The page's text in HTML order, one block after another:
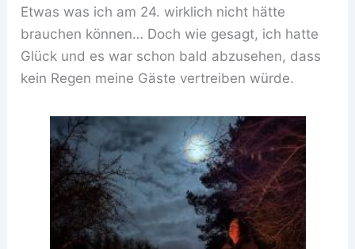
Etwas was ich am 24. wirklich nicht hätte
brauchen können… Doch wie gesagt, ich hatte
Glück und es war schon bald abzusehen, dass
kein Regen meine Gäste vertreiben würde.